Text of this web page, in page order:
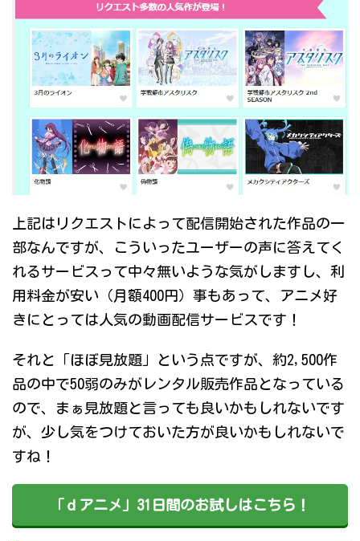
上記はリクエストによって配信開始された作品の一
部なんですが、こういったユーザーの声に答えてく
れるサービスって中々無いような気がしますし、利
用料金が安い（月額400円）事もあって、アニメ好
きにとっては人気の動画配信サービスです！
それと「ほぼ見放題」という点ですが、約2,500作
品の中で50弱のみがレンタル販売作品となっている
ので、まぁ見放題と言っても良いかもしれないです
が、少し気をつけておいた方が良いかもしれないで
すね！
「ｄアニメ」31日間のお試しはこちら！